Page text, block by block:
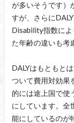
が多いそうです）
すが、さらに
Disability指数によ
た年齢の違いも考
DALYはもともと
ついて費用対効果
的には途上国で使
にしています。全
能にしているのが